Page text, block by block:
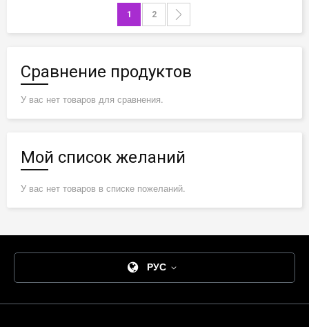
Страница
You're currently reading page
1 Страница
2
Сравнение продуктов
У вас нет товаров для сравнения.
Мой список желаний
У вас нет товаров в списке пожеланий.
РУС